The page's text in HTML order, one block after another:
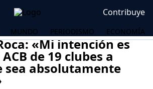
Contribuye
MUNDO PERIODISMO ECONOMÍA
«Mi intención es
de 19 clubes a
sea absolutamente